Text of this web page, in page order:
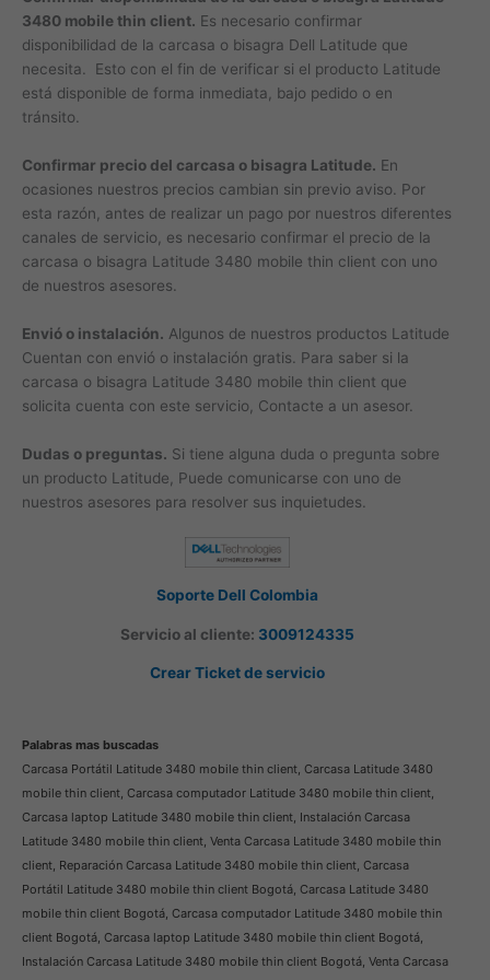
3480 mobile thin client. Es necesario confirmar
disponibilidad de la carcasa o bisagra Dell Latitude que
necesita. Esto con el fin de verificar si el producto Latitude
está disponible de forma inmediata, bajo pedido o en
tránsito.
Confirmar precio del carcasa o bisagra Latitude. En
ocasiones nuestros precios cambian sin previo aviso. Por
esta razón, antes de realizar un pago por nuestros diferentes
canales de servicio, es necesario confirmar el precio de la
carcasa o bisagra Latitude 3480 mobile thin client con uno
de nuestros asesores.
Envió o instalación. Algunos de nuestros productos Latitude
Cuentan con envió o instalación gratis. Para saber si la
carcasa o bisagra Latitude 3480 mobile thin client que
solicita cuenta con este servicio, Contacte a un asesor.
Dudas o preguntas. Si tiene alguna duda o pregunta sobre
un producto Latitude, Puede comunicarse con uno de
nuestros asesores para resolver sus inquietudes.
Soporte Dell Colombia
Servicio al cliente: 3009124335
Crear Ticket de servicio
Palabras mas buscadas
Carcasa Portátil Latitude 3480 mobile thin client, Carcasa Latitude 3480
mobile thin client, Carcasa computador Latitude 3480 mobile thin client,
Carcasa laptop Latitude 3480 mobile thin client, Instalación Carcasa
Latitude 3480 mobile thin client, Venta Carcasa Latitude 3480 mobile thin
client, Reparación Carcasa Latitude 3480 mobile thin client, Carcasa
Portátil Latitude 3480 mobile thin client Bogotá, Carcasa Latitude 3480
mobile thin client Bogotá, Carcasa computador Latitude 3480 mobile thin
client Bogotá, Carcasa laptop Latitude 3480 mobile thin client Bogotá,
Instalación Carcasa Latitude 3480 mobile thin client Bogotá, Venta Carcasa